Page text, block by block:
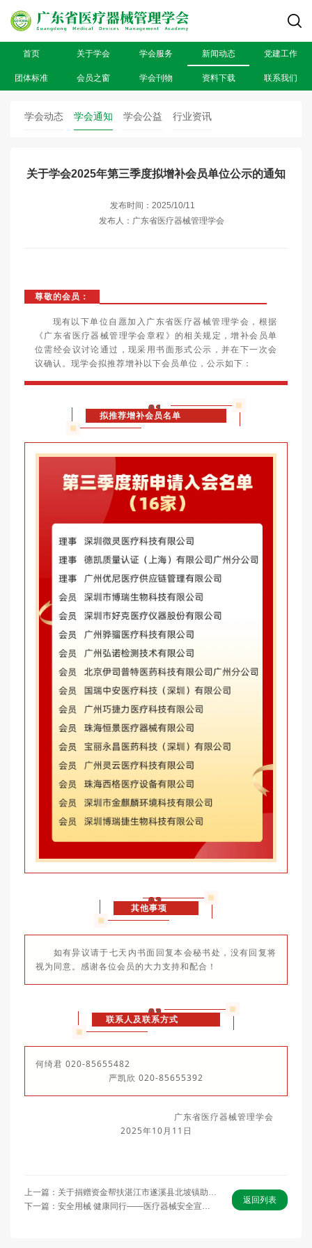
首页 关于学会 学会服务 新闻动态 党建工作
团体标准 会员之窗 学会刊物 资料下载 联系我们
学会动态 学会通知 学会公益 行业资讯
关于学会2025年第三季度拟增补会员单位公示的通知
发布时间：2025/10/11
发布人：广东省医疗器械管理学会
尊敬的会员：
现有以下单位自愿加入广东省医疗器械管理学会，根据
《广东省医疗器械管理学会章程》的相关规定，增补会员单
位需经会议讨论通过，现采用书面形式公示，并在下一次会
议确认。现学会拟推荐增补以下会员单位，公示如下：
01
拟推荐增补会员名单
02
其他事项
如有异议请于七天内书面回复本会秘书处，没有回复将
视为同意。感谢各位会员的大力支持和配合！
03
联系人及联系方式
何绮君 020-85655482
严凯欣 020-85655392
广东省医疗器械管理学会
2025年10月11日
上一篇：关于捐赠资金帮扶湛江市遂溪县北坡镇助力“百千万工程”和乡村振兴建设的公告
下一篇：安全用械 健康同行——医疗器械安全宣传倡议书
返回列表